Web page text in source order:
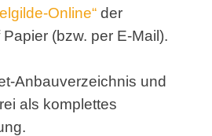
Online“ der
(bzw. per E-Mail).
Anbauverzeichnis und
als komplettes